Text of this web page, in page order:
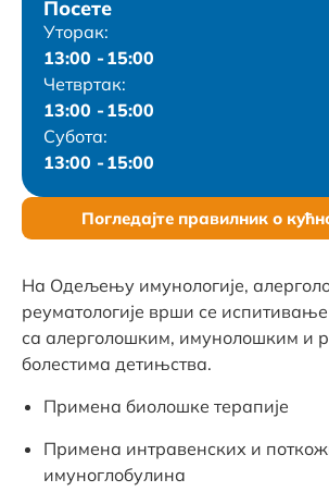
Посете
Уторак:
13:00 - 15:00
Четвртак:
13:00 - 15:00
Субота:
13:00 - 15:00
Погледајте правилник о
На Одељењу имунологије,
реуматологије врши се
са алерголошким, имунолошким и
болестима детињства.
Примена биолошке терапије
Примена интравенских и
имуноглобулина